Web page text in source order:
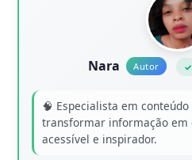
Nara
🧠 Especialista em
transformar informação em
acessível e inspirador.